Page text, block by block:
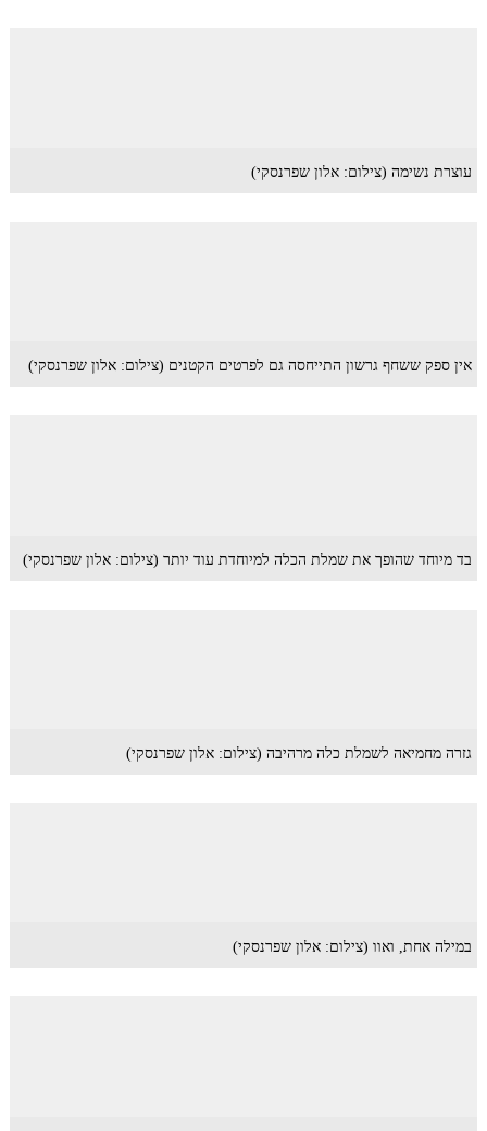
עוצרת נשימה (צילום: אלון שפרנסקי)
אין ספק ששחף גרשון התייחסה גם לפרטים הקטנים (צילום: אלון שפרנסקי)
בד מיוחד שהופך את שמלת הכלה למיוחדת עוד יותר (צילום: אלון שפרנסקי)
גזרה מחמיאה לשמלת כלה מרהיבה (צילום: אלון שפרנסקי)
במילה אחת, ואוו (צילום: אלון שפרנסקי)